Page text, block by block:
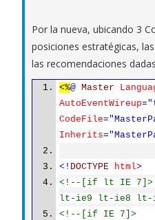
Por la nueva, ubicando 3
posiciones estratégicas,
las recomendaciones
<%@ Master
AutoEventWireup
CodeFile
Inherits
<! DOCTYPE html>
<!--[if lt IE
lt-ie9 lt-ie8 lt-
<!--[if IE 7]>